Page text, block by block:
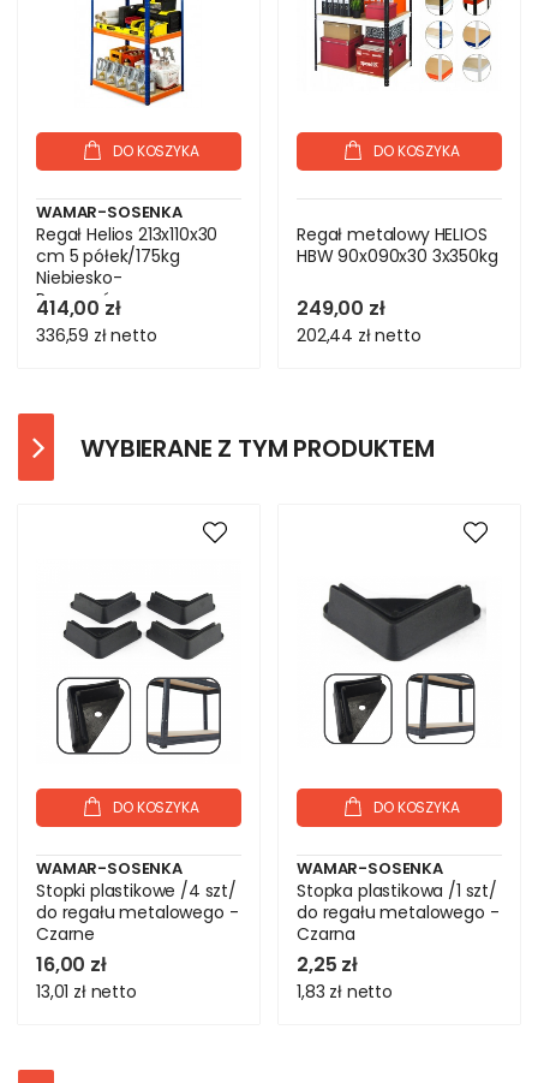
DO KOSZYKA
WAMAR-SOSENKA
Regał Helios 213x110x30
cm 5 półek/175kg
Niebiesko-
Pomarańczowy
414,00 zł
336,59 złnetto
DO KOSZYKA
Regał metalowy HELIOS
HBW 90x090x30 3x350kg
249,00 zł
202,44 złnetto
WYBIERANE Z TYM PRODUKTEM
DO KOSZYKA
WAMAR-SOSENKA
Stopki plastikowe /4 szt/
do regału metalowego -
Czarne
16,00 zł
13,01 zł netto
DO KOSZYKA
WAMAR-SOSENKA
Stopka plastikowa /1 szt/
do regału metalowego -
Czarna
2,25 zł
1,83 zł netto